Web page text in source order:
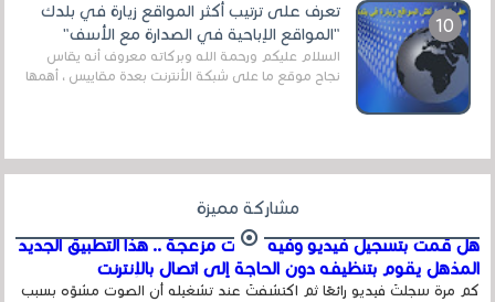
تعرف على ترتيب أكثر المواقع زيارة في بلدك
"المواقع الإباحية في الصدارة مع الأسف"
السلام عليكم ورحمة الله وبركاته معروف أنه يقاس
نجاح موقع ما على شبكة الأنترنت بعدة مقاييس ، أهمها
مشاركة مميزة
هل قمت بتسجيل فيديو وفيه أصوت مزعجة .. هذا التطبيق الجديد
المذهل يقوم بتنظيفه دون الحاجة إلى اتصال بالإنترنت
كم مرة سجلتَ فيديو رائعًا ثم اكتشفتَ عند تشغيله أن الصوت مشوّه بسبب